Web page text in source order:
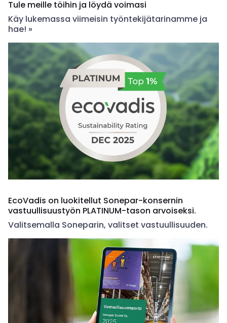
Tule meille töihin ja löydä voimasi
Käy lukemassa viimeisin työntekijätarinamme ja
hae! »
EcoVadis on luokitellut Sonepar-konsernin
vastuullisuustyön PLATINUM-tason arvoiseksi.
Valitsemalla Soneparin, valitset vastuullisuuden.